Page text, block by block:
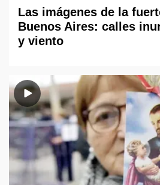
Las imágenes de la
Buenos Aires: calles
y viento